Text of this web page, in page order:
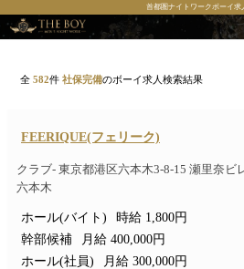
首都圏ナイトワークボーイ求
全582件社保完備のボーイ求人検索結果
FEERIQUE(フェリーク)
クラブ- 東京都港区六本木3-8-15 瀬里奈ビ
六本木
ホール(バイト)
時給 1,800円
幹部候補
月給 400,000円
ホール(社員)
月給 300,000円